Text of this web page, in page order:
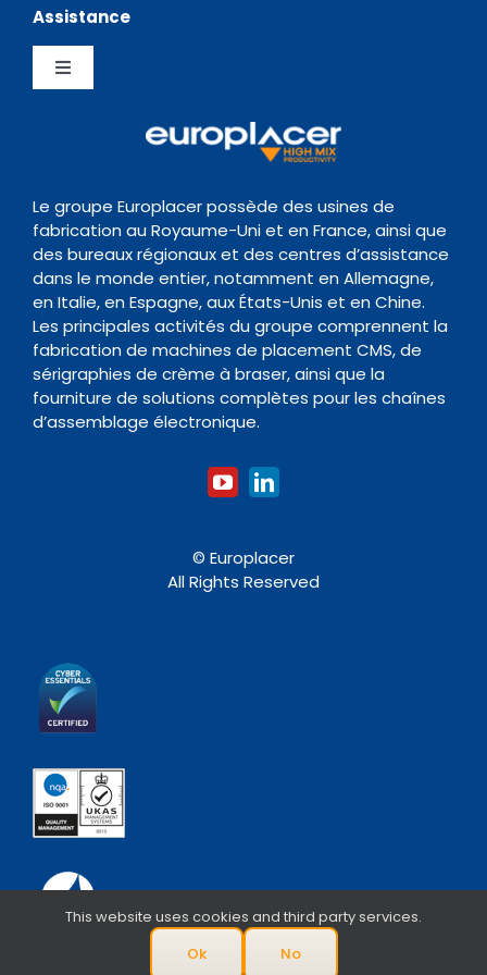
Chargeurs
Four de Refusion
Nettoyage
Accessoires
Contact
Navigation
Testimonials
News Hub
Assistance
Toggle
Centre de Support
Documentation
Organisme de formation
Le groupe Europlacer possède des usines de
fabrication au Royaume-Uni et en France, ainsi que
des bureaux régionaux et des centres d’assistance
dans le monde entier, notamment en Allemagne,
en Italie, en Espagne, aux États-Unis et en Chine.
Les principales activités du groupe comprennent la
fabrication de machines de placement CMS, de
sérigraphies de crème à braser, ainsi que la
fourniture de solutions complètes pour les chaînes
d’assemblage électronique.
© Europlacer
All Rights Reserved
This website uses cookies and third party services.
Ok
No